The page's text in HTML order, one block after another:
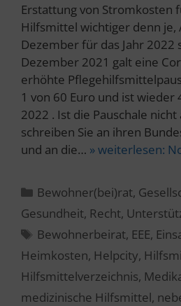
Erstattung von Stromkosten
Hilfsmittel wichtiger denn je,
Dezember für das Jahr 2022
Dezember 2021 galt eine
erhöhte
1 von 60 Euro und ist wieder
2022 . Ist die Pauschale
schreiben Sie an ihren
und an die… » weiterlesen:
Kategorien
Bewohner(bei)rat,
Gesundheit, Recht,
Schlagwörter
Bewohnerbeirat, EEE,
Heimkosten, Helpcity,
Hilfsmittelverzeichnis,
medizinische Hilfsmittel,